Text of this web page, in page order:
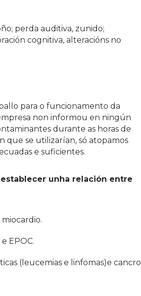
perda auditiva, zunido;
cognitiva, alteracións no
para o funcionamento da
non informou en ningún
durante as horas de
que se utilizarían, só atopamos
e suficientes.
unha relación entre
EPOC.
(leucemias e linfomas)e cancro